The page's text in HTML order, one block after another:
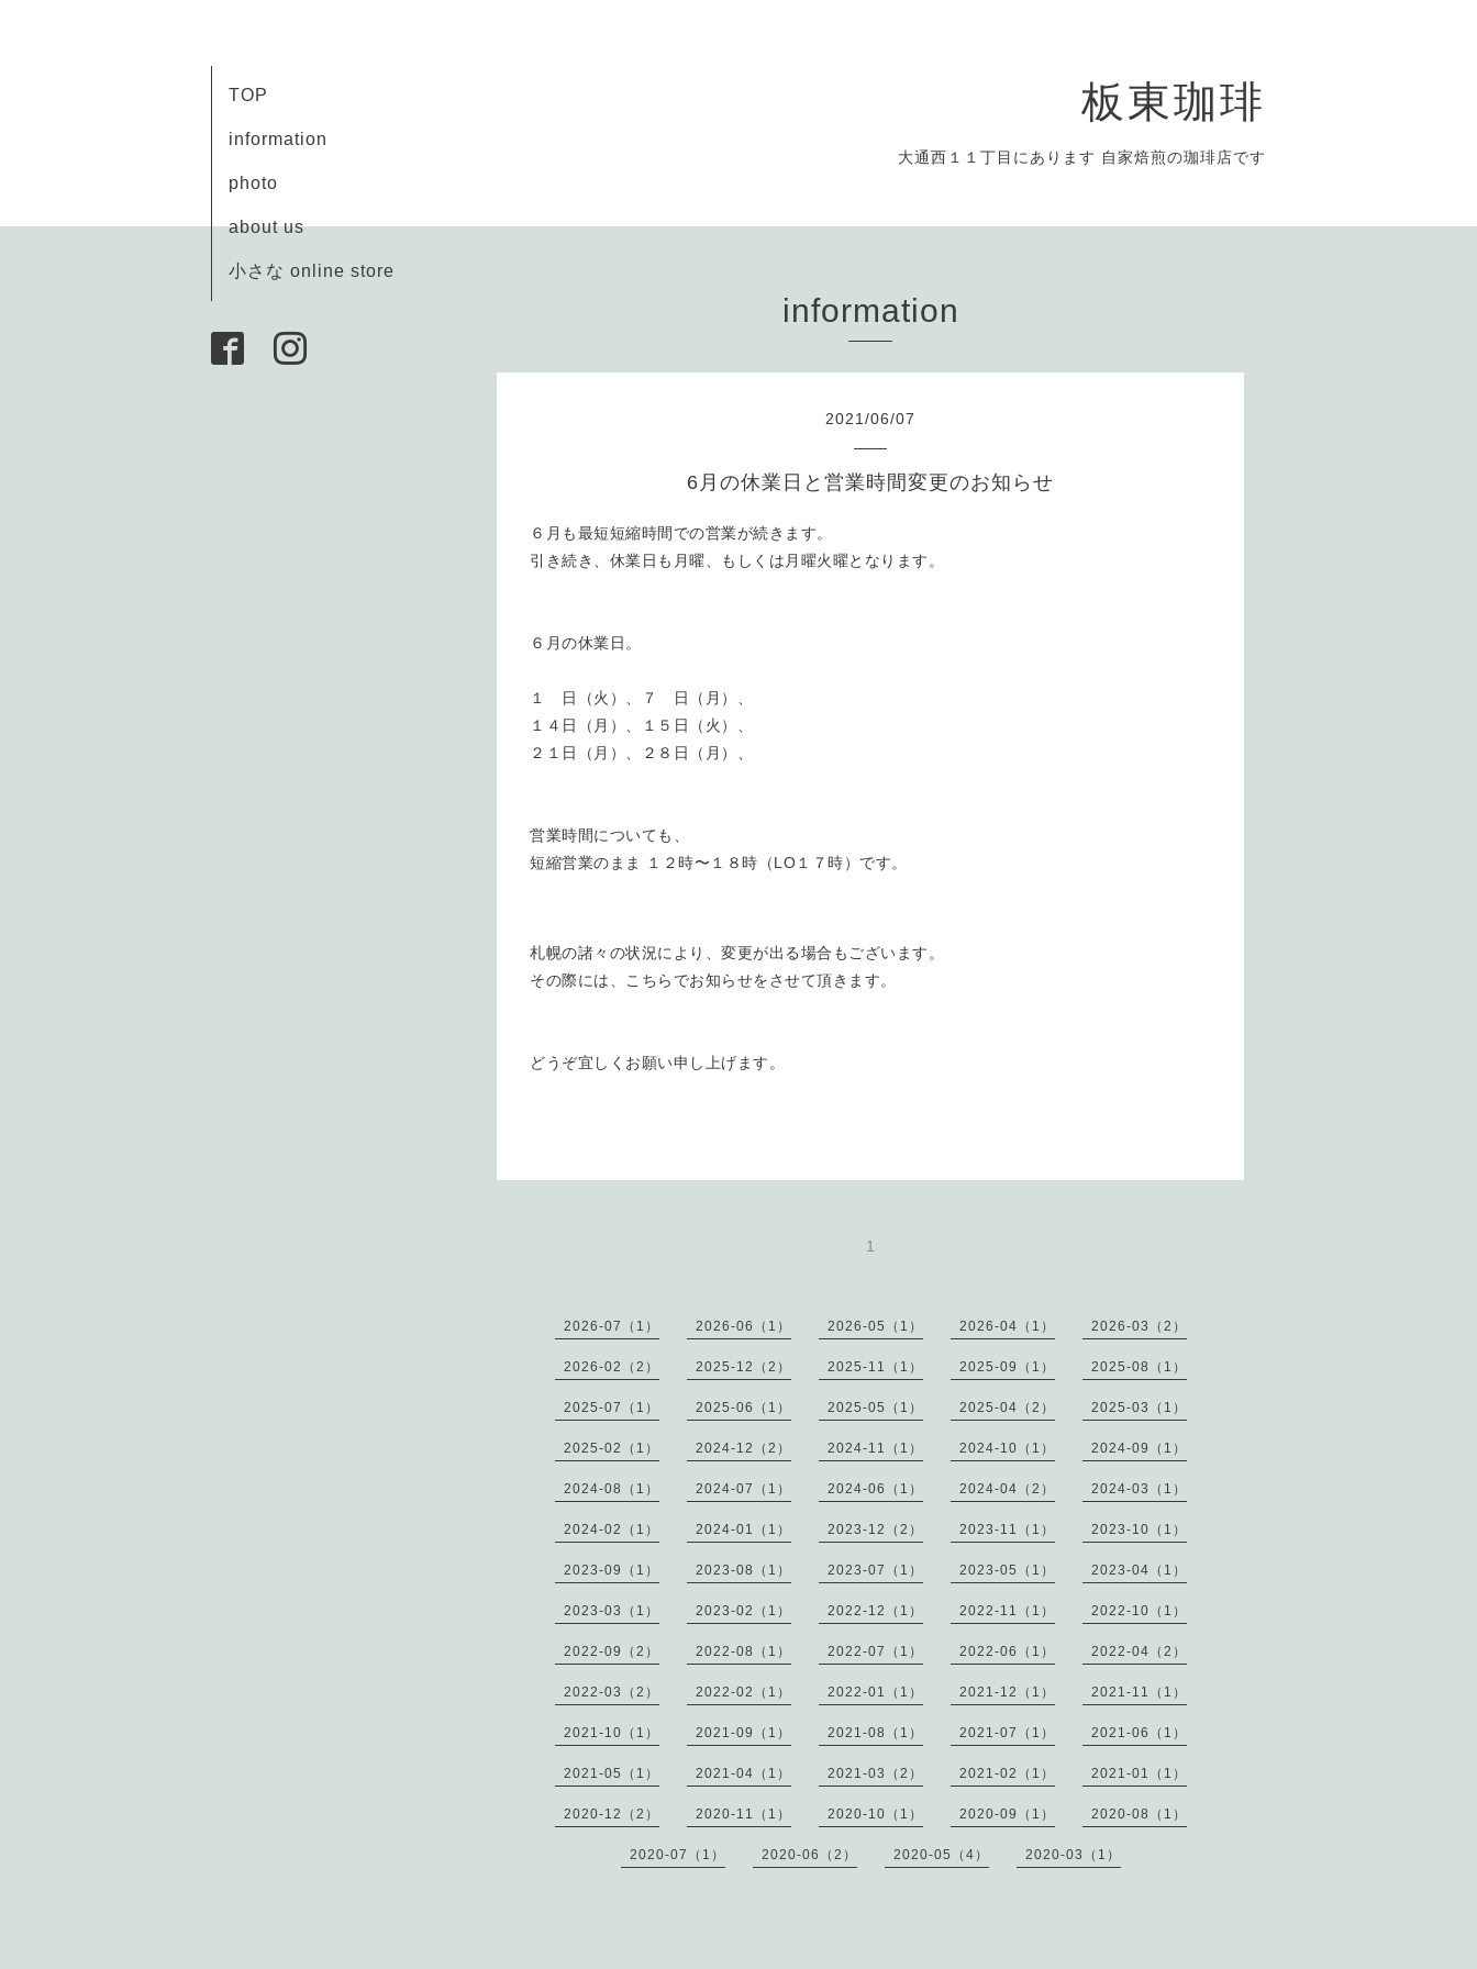
板東珈琲
大通西１１丁目にあります 自家焙煎の珈琲店です
TOP
information
photo
about us
小さな online store
information
2021 /06/07
6月の休業日と営業時間変更のお知らせ
６月も最短短縮時間での営業が続きます。
引き続き、休業日も月曜、もしくは月曜火曜となります。
６月の休業日。
１ 日（火）、７ 日（月）、
１４日（月）、１５日（火）、
２１日（月）、２８日（月）、
営業時間についても、
短縮営業のまま １２時〜１８時（LO１７時）です。
札幌の諸々の状況により、変更が出る場合もございます。
その際には、こちらでお知らせをさせて頂きます。
どうぞ宜しくお願い申し上げます。
1
2026-07（1） 2026-06（1） 2026-05（1） 2026-04（1） 2026-03（2）
2026-02（2） 2025-12（2） 2025-11（1） 2025-09（1） 2025-08（1）
2025-07（1） 2025-06（1） 2025-05（1） 2025-04（2） 2025-03（1）
2025-02（1） 2024-12（2） 2024-11（1） 2024-10（1） 2024-09（1）
2024-08（1） 2024-07（1） 2024-06（1） 2024-04（2） 2024-03（1）
2024-02（1） 2024-01（1） 2023-12（2） 2023-11（1） 2023-10（1）
2023-09（1） 2023-08（1） 2023-07（1） 2023-05（1） 2023-04（1）
2023-03（1） 2023-02（1） 2022-12（1） 2022-11（1） 2022-10（1）
2022-09（2） 2022-08（1） 2022-07（1） 2022-06（1） 2022-04（2）
2022-03（2） 2022-02（1） 2022-01（1） 2021-12（1） 2021-11（1）
2021-10（1） 2021-09（1） 2021-08（1） 2021-07（1） 2021-06（1）
2021-05（1） 2021-04（1） 2021-03（2） 2021-02（1） 2021-01（1）
2020-12（2） 2020-11（1） 2020-10（1） 2020-09（1） 2020-08（1）
2020-07（1） 2020-06（2） 2020-05（4） 2020-03（1）